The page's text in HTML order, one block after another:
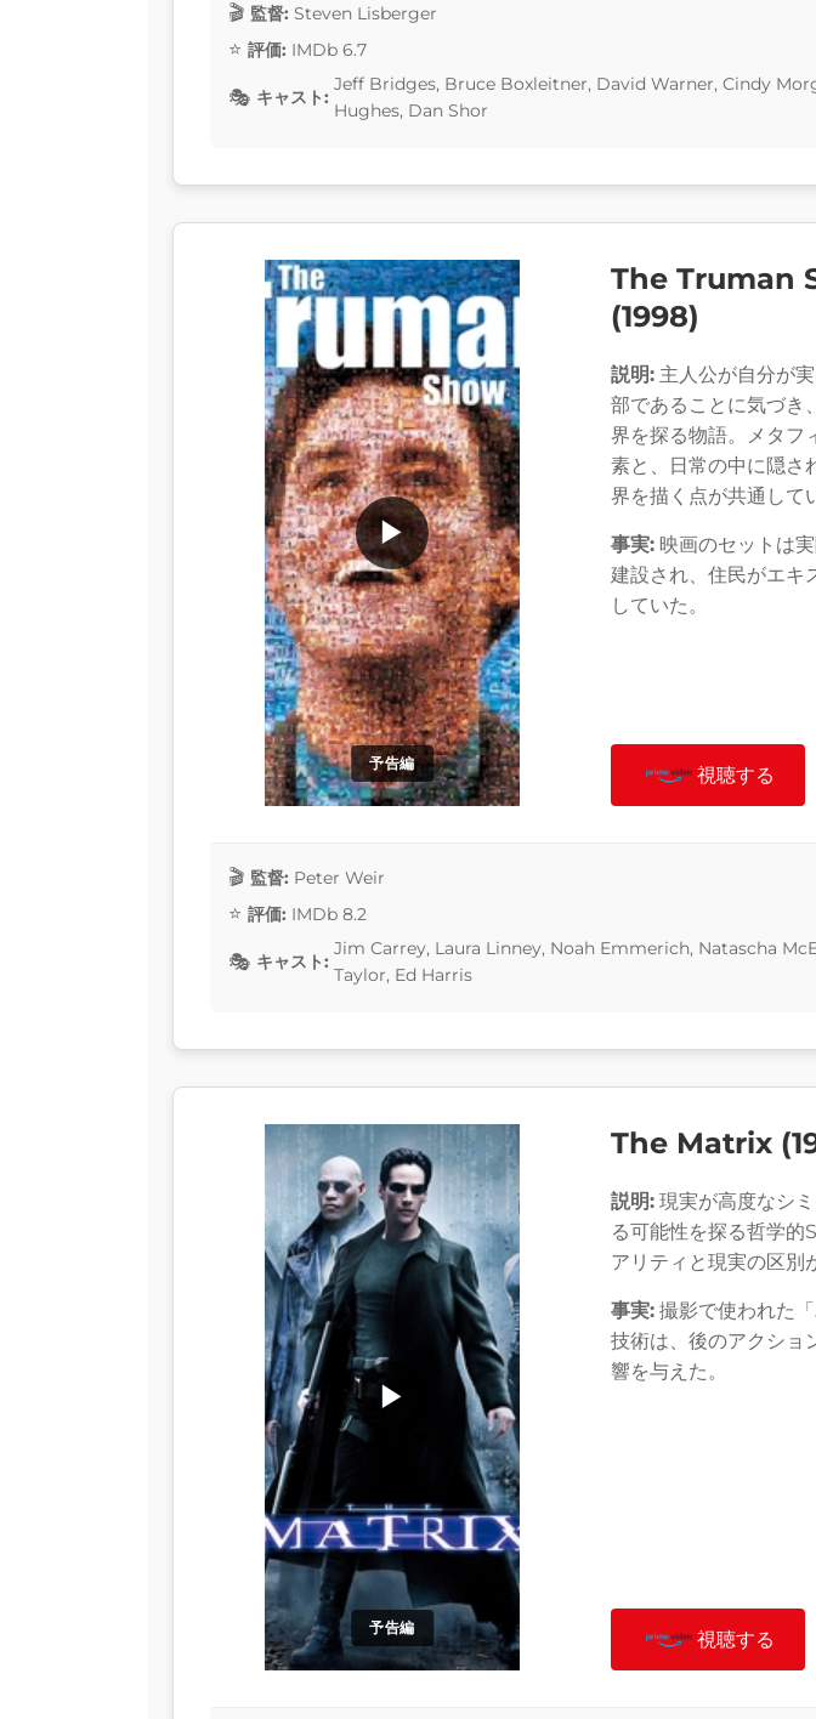
監督: Steven Lisberger
評価: IMDb 6.7
キャスト:
Jeff Bridges, Bruce Boxleitner, David Warner, Cindy
Hughes, Dan Shor
予告編
▶
The Truman
(1998)
説明: 主人公が自分が
部であることに気づき
界を探る物語。メタフ
素と、日常の中に隠さ
界を描く点が共通して
事実: 映画のセットは
建設され、住民がエキ
していた。
視聴する
監督: Peter Weir
評価: IMDb 8.2
キャスト:
Jim Carrey, Laura Linney, Noah Emmerich, Natascha
Taylor, Ed Harris
予告編
▶
The Matrix
説明: 現実が高度なシ
る可能性を探る哲学的
アリティと現実の区別
事実: 撮影で使われた
技術は、後のアクショ
響を与えた。
視聴する